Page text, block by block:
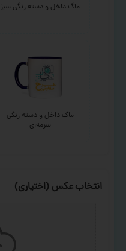
ماگ داخل و دسته رنگی سبز
ماگ داخل و دسته رنگی
سرمه‌ای
انتخاب عکس (اختیاری)